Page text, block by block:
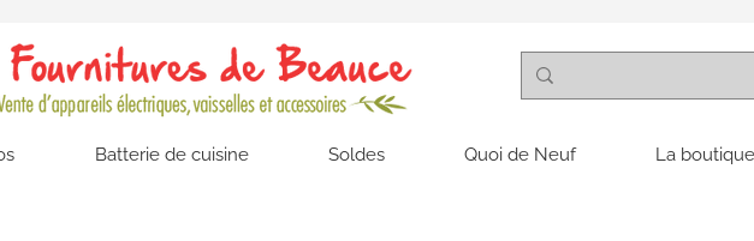
Batterie de cuisine Soldes Quoi de Neuf La